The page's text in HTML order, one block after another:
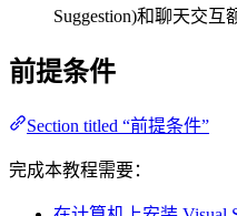
Suggestion)和聊天交互
前提条件
Section titled “前提条件”
完成本教程需要：